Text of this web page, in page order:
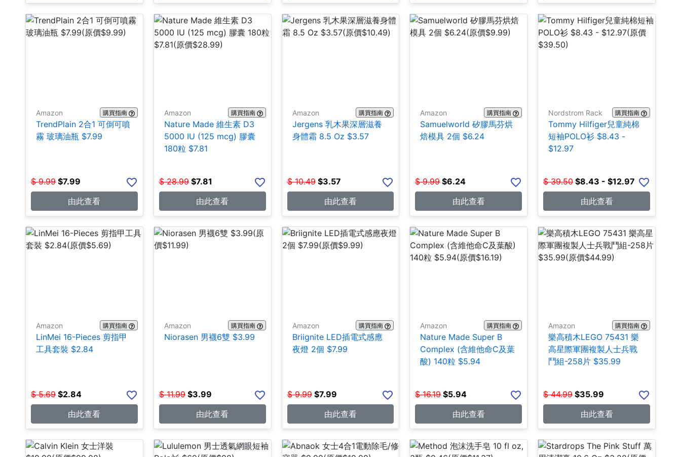
Amazon 購買指南
TrendPlain 2合1 可倒可噴
霧 玻璃油瓶 $7.99
$ 9.99 $7.99
由此查看
Amazon 購買指南
Nature Made 維生素 D3
5000 IU (125 mcg) 膠囊
180粒 $7.81
$ 28.99 $7.81
由此查看
Amazon 購買指南
Jergens 乳木果深層滋養
身體霜 8.5 Oz $3.57
$ 10.49 $3.57
由此查看
Amazon 購買指南
Samuelworld 矽膠馬芬烘
焙模具 2個 $6.24
$ 9.99 $6.24
由此查看
Nordstrom Rack 購買指南
Tommy Hilfiger兒童純棉
短袖POLO衫 $8.43 -
$12.97
$ 39.50 $8.43 - $12.97
由此查看
Amazon 購買指南
LinMei 16-Pieces 剪指甲
工具套裝 $2.84
$ 5.69 $2.84
由此查看
Amazon 購買指南
Niorasen 男襪6雙 $3.99
$ 11.99 $3.99
由此查看
Amazon 購買指南
Briignite LED插電式感應
夜燈 2個 $7.99
$ 9.99 $7.99
由此查看
Amazon 購買指南
Nature Made Super B
Complex (含維他命C及葉
酸) 140粒 $5.94
$ 16.19 $5.94
由此查看
Amazon 購買指南
樂高積木LEGO 75431 樂
高星際軍團複製人士兵戰
鬥組-258片 $35.99
$ 44.99 $35.99
由此查看